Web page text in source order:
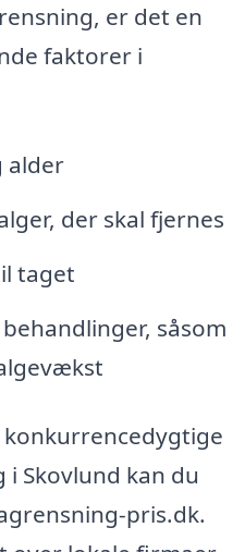
er det en
faktorer i
alder
der skal fjernes
taget
såsom
Skovlund kan du
pris.dk.